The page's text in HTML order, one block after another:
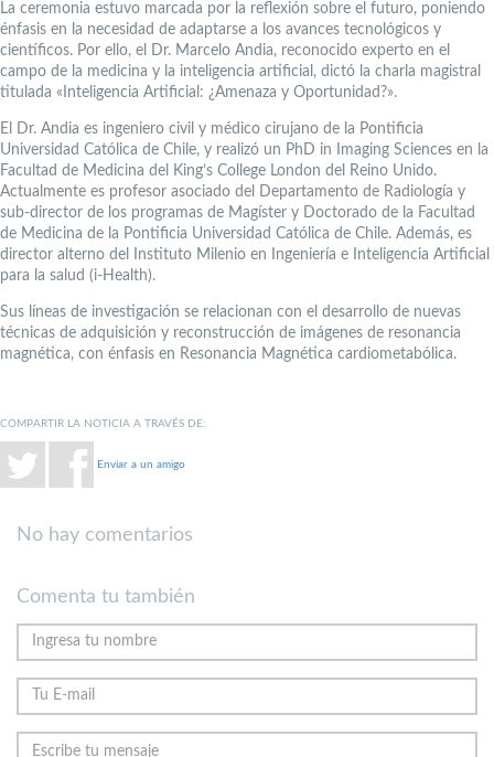
La ceremonia estuvo marcada por la reflexión sobre el futuro, poniendo
énfasis en la necesidad de adaptarse a los avances tecnológicos y
científicos. Por ello, el Dr. Marcelo Andia, reconocido experto en el
campo de la medicina y la inteligencia artificial, dictó la charla magistral
titulada «Inteligencia Artificial: ¿Amenaza y Oportunidad?».
El Dr. Andia es ingeniero civil y médico cirujano de la Pontificia
Universidad Católica de Chile, y realizó un PhD in Imaging Sciences en la
Facultad de Medicina del King’s College London del Reino Unido.
Actualmente es profesor asociado del Departamento de Radiología y
sub-director de los programas de Magíster y Doctorado de la Facultad
de Medicina de la Pontificia Universidad Católica de Chile. Además, es
director alterno del Instituto Milenio en Ingeniería e Inteligencia Artificial
para la salud (i-Health).
Sus líneas de investigación se relacionan con el desarrollo de nuevas
técnicas de adquisición y reconstrucción de imágenes de resonancia
magnética, con énfasis en Resonancia Magnética cardiometabólica.
COMPARTIR LA NOTICIA A TRAVÉS DE:
Enviar a un amigo
No hay comentarios
Comenta tu también